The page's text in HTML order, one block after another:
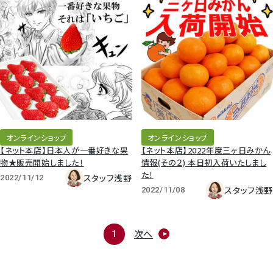
オンラインショップ
【ネット本店】日本人が一番好きな果
物★販売開始しました！
2022/11/12 スタッフ浅野
オンラインショップ
【ネット本店】2022年度三ヶ日みかん
情報(その２) 本日初入荷いたしまし
た！
2022/11/08 スタッフ浅野
1 次へ